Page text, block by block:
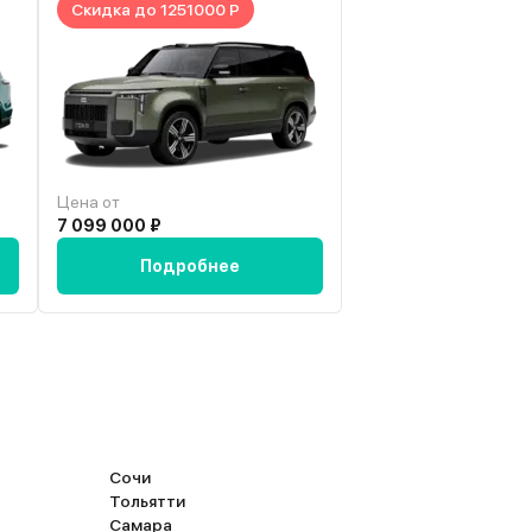
(например, с тем же фортунером), то с
будет все нормально. Салон выглядит
даже с моими не самыми маленькими
себя уютно чувствую на любом из сидений в
Скидка до 1251000 Р
Цена от
7 099 000 ₽
Подробнее
Сочи
Тольятти
Самара